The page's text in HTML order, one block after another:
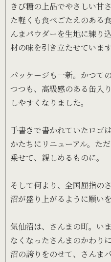
きび糖の上品でやさしい甘
た軽くも食べごたえのある
んまパウダーを生地に練り
材の味を引き立たせています
パッケージも一新。かつて
つつも、高級感のある缶入
しやすくなりました。
手書きで書かれていたロゴ
かたちにリニューアル。た
乗せて、親しめるものに。
そして何より、全国屈指の
沼が盛り上がるように願い
気仙沼は、さんまの町。い
なくなったさんまのかわり
沼の誇りをのせて、さんま